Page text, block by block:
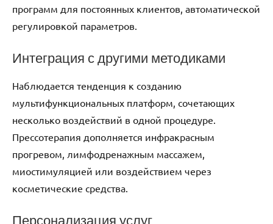
программ для постоянных клиентов, автоматической
регулировкой параметров.
Интеграция с другими методиками
Наблюдается тенденция к созданию
мультифункциональных платформ, сочетающих
несколько воздействий в одной процедуре.
Прессотерапия дополняется инфракрасным
прогревом, лимфодренажным массажем,
миостимуляцией или воздействием через
косметические средства.